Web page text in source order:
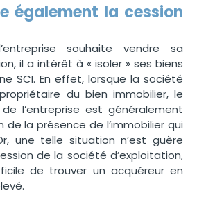
également la cession
souhaite vendre sa
il a intérêt à « isoler » ses biens
SCI. En effet, lorsque la société
du bien immobilier, le
l’entreprise est généralement
de la présence de l’immobilier qui
une telle situation n’est guère
de la société d’exploitation,
de trouver un acquéreur en